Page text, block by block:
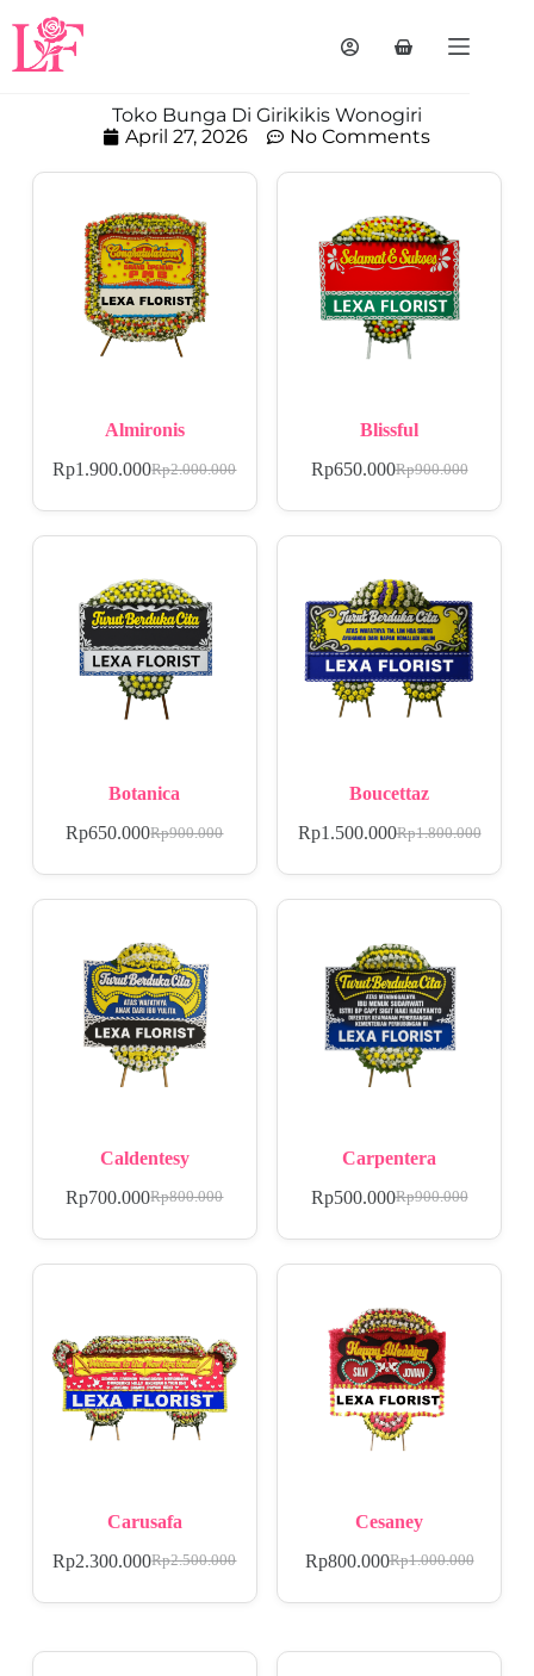
Toko Bunga Di Girikikis Wonogiri
April 27, 2026
No Comments
Almironis
Rp2.000.000
Rp1.900.000
Blissful
Rp900.000
Rp650.000
Botanica
Rp900.000
Rp650.000
Boucettaz
Rp1.800.000
Rp1.500.000
Caldentesy
Rp800.000
Rp700.000
Carpentera
Rp900.000
Rp500.000
Carusafa
Rp2.500.000
Rp2.300.000
Cesaney
Rp1.000.000
Rp800.000